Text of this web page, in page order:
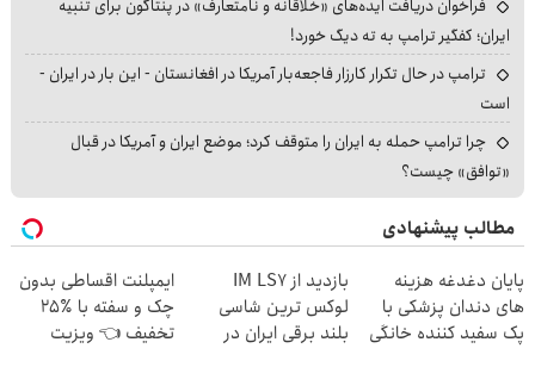
فراخوان دریافت ایده‌های «خلاقانه و نامتعارف» در پنتاگون برای تنبیه
ایران؛ کفگیر ترامپ به ته دیگ خورد!
ترامپ در حال تکرار کارزار فاجعه‌بار آمریکا در افغانستان - این بار در ایران -
است
چرا ترامپ حمله به ایران را متوقف کرد؛ موضع ایران و آمریکا در قبال
«توافق» چیست؟
مطالب پیشنهادی
پایان دغدغه هزینه
های دندان پزشکی با
پک سفید کننده خانگی
بازدید از IM LS7
لوکس ترین شاسی
بلند برقی ایران در
ایمپلنت اقساطی بدون
چک و سفته با ٪۲۵
تخفیف 👈 ویزیت